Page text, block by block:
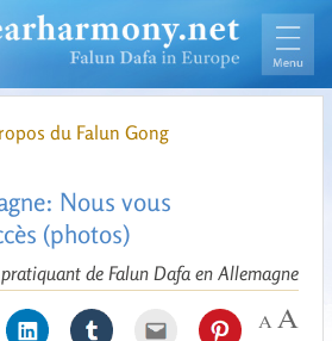
du Falun Gong
Nous vous
(photos)
de Falun Dafa en Allemagne